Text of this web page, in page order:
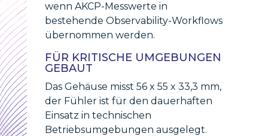
wenn AKCP-Messwerte in
bestehende Observability-Workflows
übernommen werden.
FÜR KRITISCHE UMGEBUNGEN
GEBAUT
Das Gehäuse misst 56 x 55 x 33,3 mm,
der Fühler ist für den dauerhaften
Einsatz in technischen
Betriebsumgebungen ausgelegt.